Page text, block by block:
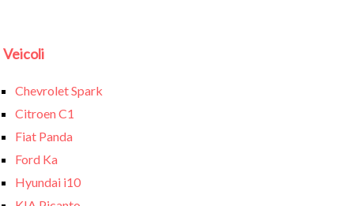
Veicoli
Chevrolet Spark
Citroen C1
Fiat Panda
Ford Ka
Hyundai i10